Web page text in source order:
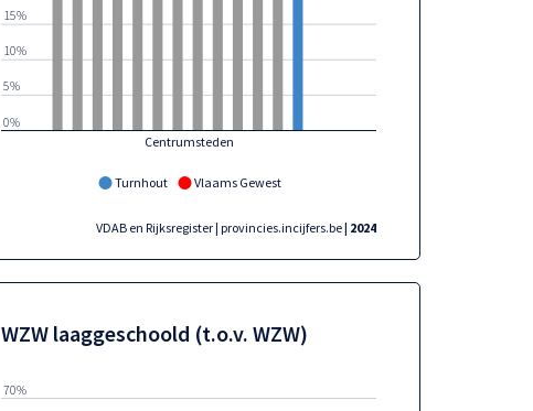
Turnhout Vlaams Gewest
Centrumsteden
0%
5%
10%
15%
VDAB en Rijksregister | provincies.incijfers.be| 2024
WZW laaggeschoold (t.o.v. WZW)
70%